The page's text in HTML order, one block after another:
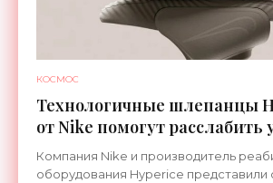
КОСМОС
Технологичные шлепанцы
от Nike помогут расслабить
ноги после тренировки -
Компания Nike и производитель
оборудования Hyperice представили